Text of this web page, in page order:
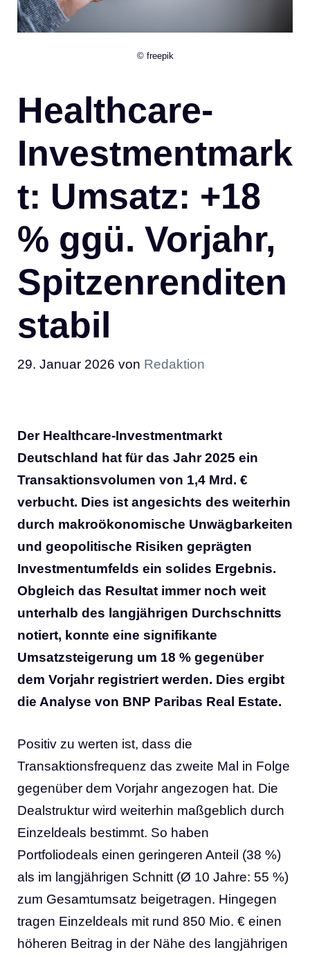
© freepik
Healthcare-
Investmentmark
t: Umsatz: +18
% ggü. Vorjahr,
Spitzenrenditen
stabil
29. Januar 2026 von Redaktion
Der Healthcare-Investmentmarkt
Deutschland hat für das Jahr 2025 ein
Transaktionsvolumen von 1,4 Mrd. €
verbucht. Dies ist angesichts des weiterhin
durch makroökonomische Unwägbarkeiten
und geopolitische Risiken geprägten
Investmentumfelds ein solides Ergebnis.
Obgleich das Resultat immer noch weit
unterhalb des langjährigen Durchschnitts
notiert, konnte eine signifikante
Umsatzsteigerung um 18 % gegenüber
dem Vorjahr registriert werden. Dies ergibt
die Analyse von BNP Paribas Real Estate.
Positiv zu werten ist, dass die
Transaktionsfrequenz das zweite Mal in Folge
gegenüber dem Vorjahr angezogen hat. Die
Dealstruktur wird weiterhin maßgeblich durch
Einzeldeals bestimmt. So haben
Portfoliodeals einen geringeren Anteil (38 %)
als im langjährigen Schnitt (Ø 10 Jahre: 55 %)
zum Gesamtumsatz beigetragen. Hingegen
tragen Einzeldeals mit rund 850 Mio. € einen
höheren Beitrag in der Nähe des langjährigen